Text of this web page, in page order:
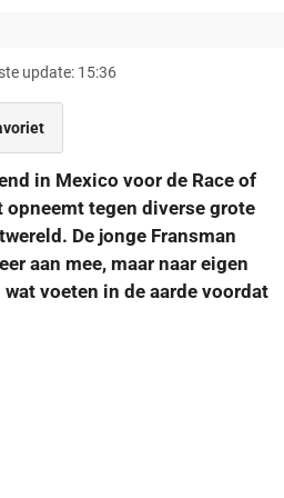
update: 15:36
in Mexico voor de Race of
opneemt tegen diverse grote
De jonge Fransman
aan mee, maar naar eigen
voeten in de aarde voordat